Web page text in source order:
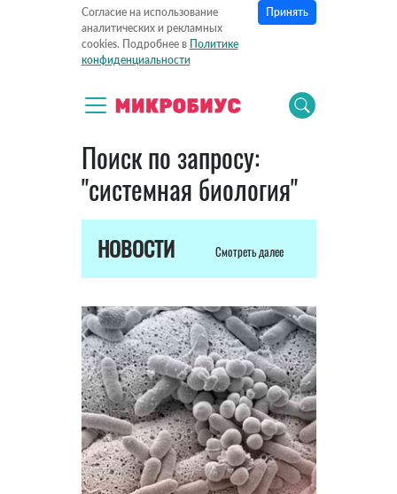
Согласие на использование
аналитических и рекламных
cookies. Подробнее в Политике
конфиденциальности
Принять
Поиск по запросу:
"системная биология"
НОВОСТИ Смотреть далее